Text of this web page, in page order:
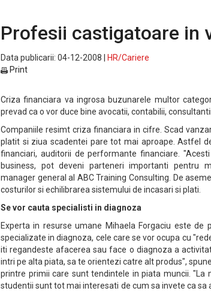
Profesii castigatoare in
Data publicarii: 04-12-2008 |
HR/Cariere
Print
Criza financiara va ingrosa buzunarele multor
prevad ca o vor duce bine avocatii, contabilii,
Companiile resimt criza financiara in cifre. Scad
platit si ziua scadentei pare tot mai aproape. Astfel
financiari, auditorii de performante financiare.
business, pot deveni parteneri importanti pentru
manager general al ABC Training Consulting. De
costurilor si echilibrarea sistemului de incasari si plati.
Se vor cauta specialisti in diagnoza
Experta in resurse umane Mihaela Forgaciu este
specializate in diagnoza, cele care se vor ocupa cu
iti regandeste afacerea sau face o diagnoza a
intri pe alta piata, sa te orientezi catre alt produs",
printre primii care sunt tendintele in piata muncii. "La
studentii sunt tot mai interesati de cum sa invete ca sa